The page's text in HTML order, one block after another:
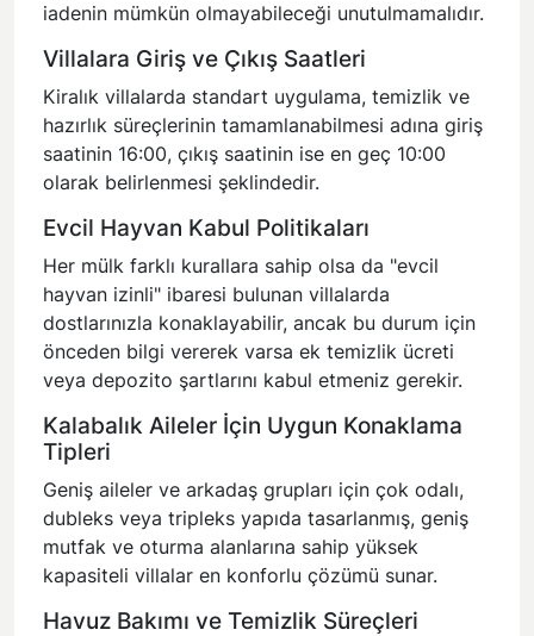
iadenin mümkün olmayabileceği unutulmamalıdır.
Villalara Giriş ve Çıkış Saatleri
Kiralık villalarda standart uygulama, temizlik ve
hazırlık süreçlerinin tamamlanabilmesi adına giriş
saatinin 16:00, çıkış saatinin ise en geç 10:00
olarak belirlenmesi şeklindedir.
Evcil Hayvan Kabul Politikaları
Her mülk farklı kurallara sahip olsa da "evcil
hayvan izinli" ibaresi bulunan villalarda
dostlarınızla konaklayabilir, ancak bu durum için
önceden bilgi vererek varsa ek temizlik ücreti
veya depozito şartlarını kabul etmeniz gerekir.
Kalabalık Aileler İçin Uygun Konaklama
Tipleri
Geniş aileler ve arkadaş grupları için çok odalı,
dubleks veya tripleks yapıda tasarlanmış, geniş
mutfak ve oturma alanlarına sahip yüksek
kapasiteli villalar en konforlu çözümü sunar.
Havuz Bakımı ve Temizlik Süreçleri